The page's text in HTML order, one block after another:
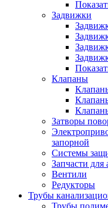
Задвижки
Клапаны
Затворы
запорной
Системы
Запчасти для
Вентили
Редукторы
Трубы
Трубы